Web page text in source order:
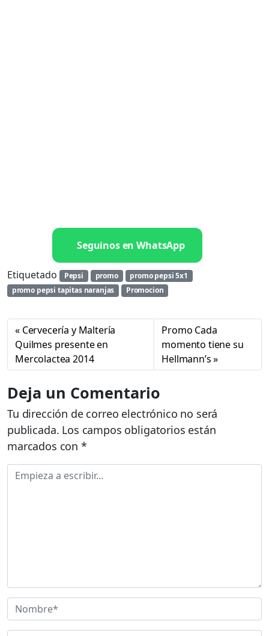
Seguinos en WhatsApp
Etiquetado Pepsi promo
promo pepsi 5x1
promo pepsi tapitas naranjas
Promocion
Cervecería y Maltería
Quilmes presente en
Mercolactea 2014
Promo Cada
momento tiene su
Hellmann’s
Deja un Comentario
Tu dirección de correo electrónico no será
publicada. Los campos obligatorios están
marcados con *